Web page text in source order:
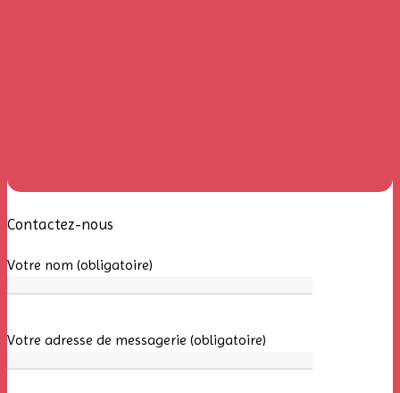
Contactez-nous
Votre nom (obligatoire)
Votre adresse de messagerie (obligatoire)